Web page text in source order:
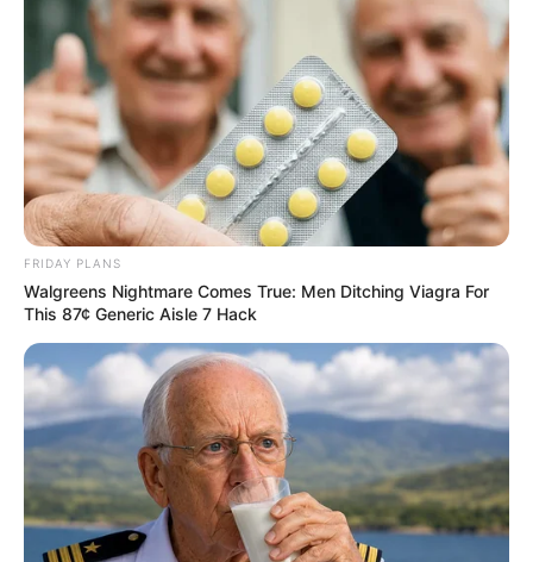
FRIDAY PLANS
Walgreens Nightmare Comes True: Men Ditching Viagra For
This 87¢ Generic Aisle 7 Hack